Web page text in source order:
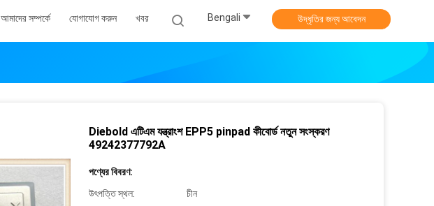
আমাদের সম্পর্কে যোগাযোগ করুন খবর Bengali উদ্ধৃতির জন্য আবেদন
Diebold এটিএম যন্ত্রাংশ EPP5 pinpad কীবোর্ড নতুন সংস্করণ
49242377792A
পণ্যের বিবরণ:
উৎপত্তি স্থল:
চীন